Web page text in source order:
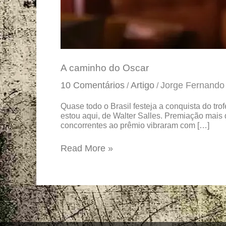
A caminho do Oscar
10 Comentários /Artigo /Jorge
Quase todo o Brasil festeja a conquista do
estou aqui, de Walter Salles. Premiação
concorrentes ao prêmio vibraram com […]
Read More »